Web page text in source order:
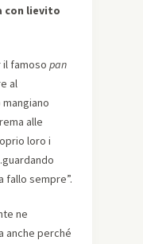
con lievito
famoso pan
al
alle
loro i
fallo sempre”.
ne
anche perché